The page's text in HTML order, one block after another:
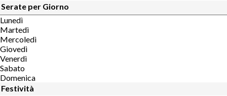
Serate per Giorno
Lunedì
Martedì
Mercoledì
Giovedì
Venerdì
Sabato
Domenica
Festività